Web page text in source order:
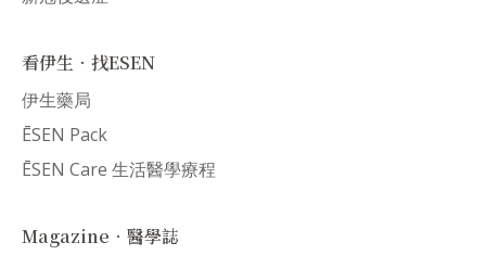
看伊生．找ESEN
伊生藥局
ĒSEN Pack
ĒSEN Care 生活醫學療程
Magazine．醫學誌